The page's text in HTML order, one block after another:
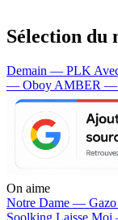
Sélection du
Demain — PLK
— Oboy AMBER —
On aime
Notre Dame —
Soolking Laisse